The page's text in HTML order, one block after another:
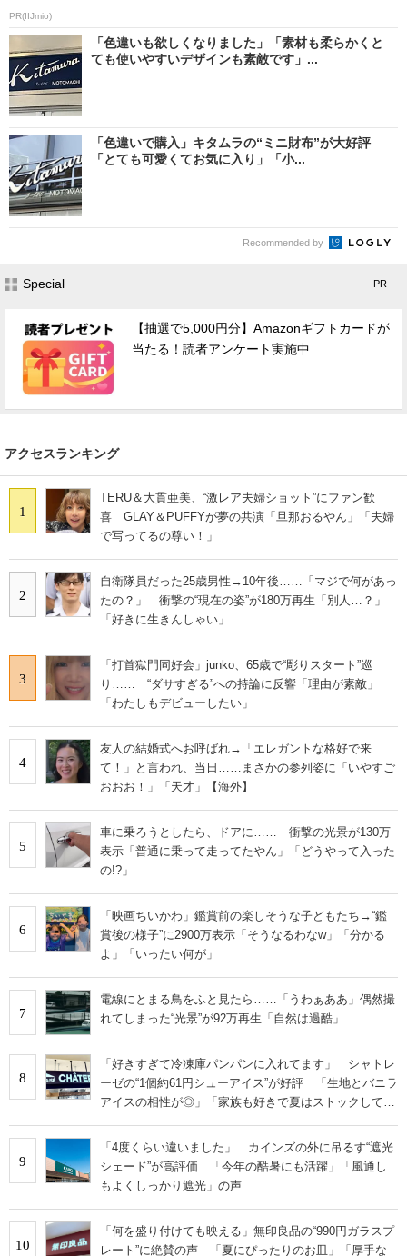
PR(IIJmio)
「色違いも欲しくなりました」「素材も柔らかくと
ても使いやすいデザインも素敵です」...
「色違いで購入」キタムラの“ミニ財布”が大好評
「とても可愛くてお気に入り」「小...
Recommended by
Special - PR -
【抽選で5,000円分】Amazonギフトカードが
当たる！読者アンケート実施中
アクセスランキング
1
TERU＆大貫亜美、“激レア夫婦ショット”にファン歓
喜 GLAY＆PUFFYが夢の共演「旦那おるやん」「夫婦
で写ってるの尊い！」
2
自衛隊員だった25歳男性→10年後……「マジで何があっ
たの？」 衝撃の“現在の姿”が180万再生「別人…？」
「好きに生きんしゃい」
3
「打首獄門同好会」junko、65歳で“彫りスタート”巡
り…… “ダサすぎる”への持論に反響「理由が素敵」
「わたしもデビューしたい」
4
友人の結婚式へお呼ばれ→「エレガントな格好で来
て！」と言われ、当日……まさかの参列姿に「いやすご
おおお！」「天才」【海外】
5
車に乗ろうとしたら、ドアに…… 衝撃の光景が130万
表示「普通に乗って走ってたやん」「どうやって入った
の!?」
6
「映画ちいかわ」鑑賞前の楽しそうな子どもたち→“鑑
賞後の様子”に2900万表示「そうなるわなw」「分かる
よ」「いったい何が」
7
電線にとまる鳥をふと見たら……「うわぁああ」偶然撮
れてしまった“光景”が92万再生「自然は過酷」
8
「好きすぎて冷凍庫パンパンに入れてます」 シャトレ
ーゼの“1個約61円シューアイス”が好評 「生地とバニラ
アイスの相性が◎」「家族も好きで夏はストックして
9
「4度くらい違いました」 カインズの外に吊るす“遮光
シェード”が高評価 「今年の酷暑にも活躍」「風通し
もよくしっかり遮光」の声
10
「何を盛り付けても映える」無印良品の“990円ガラスプ
レート”に絶賛の声 「夏にぴったりのお皿」「厚手な